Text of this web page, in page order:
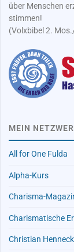
über Menschen
stimmen!
(Volxbibel 2.
MEIN
All for One Fulda
Alpha-Kurs
Charisma-
Charismatische
Christian